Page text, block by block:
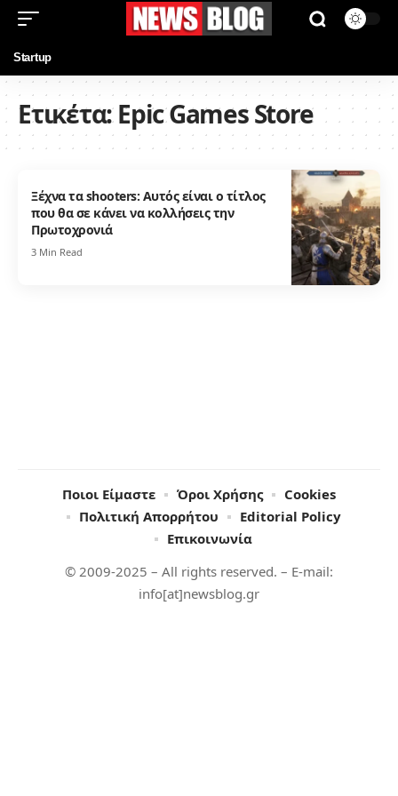
Startup
Ετικέτα:Epic Games Store
Ξέχνα τα shooters: Αυτός είναι ο τίτλος
που θα σε κάνει να κολλήσεις την
Πρωτοχρονιά
3 Min Read
© 2009-2025 – All rights reserved. – E-mail:
info[at]newsblog.gr
Ποιοι Είμαστε Όροι Χρήσης
Cookies
Πολιτική Απορρήτου
Editorial Policy
Επικοινωνία